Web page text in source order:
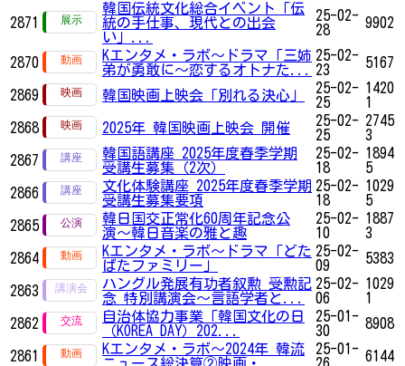
2871
韓国伝統文化総合イベント「伝
統の手仕事、現代との出会
い」...
25-02-
28
9902
2870
Kエンタメ・ラボ～ドラマ「三姉
弟が勇敢に～恋するオトナた...
25-02-
23
5167
2869 韓国映画上映会「別れる決心」
25-02-
25
1420
1
2868
2025年 韓国映画上映会 開催
25-02-
25
2745
3
2867
韓国語講座 2025年度春季学期
受講生募集（2次）
25-02-
18
1894
5
2866
文化体験講座 2025年度春季学期
受講生募集要項
25-02-
18
1029
5
2865
韓日国交正常化60周年記念公
演〜韓日音楽の雅と趣
25-02-
10
1887
3
2864
Kエンタメ・ラボ～ドラマ「どた
ばたファミリー」
25-02-
09
5383
2863
ハングル発展有功者叙勲 受勲記
念 特別講演会〜言語学者と...
25-02-
06
1029
1
2862
自治体協力事業「韓国文化の日
（KOREA DAY）202...
25-01-
30
8908
2861
Kエンタメ・ラボ～2024年 韓流
25-01- 6144